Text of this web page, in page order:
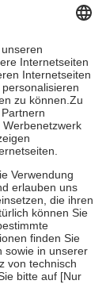
von zehn
die tatsächlichen
Apotheken.
die
je
Gesundheit zu
unterstützen,
Lebensjahr
die von der